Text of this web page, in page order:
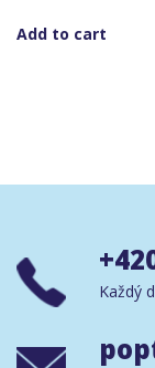
Add to cart
Každý